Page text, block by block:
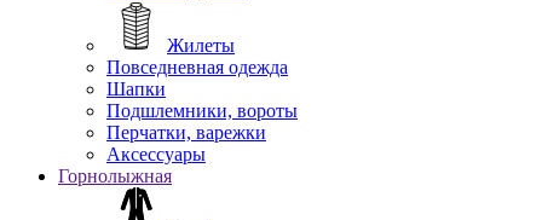
Жилеты
Повседневная одежда
Шапки
Подшлемники, вороты
Перчатки, варежки
Аксессуары
Горнолыжная